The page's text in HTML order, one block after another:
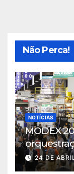
Não Perca!
NOTÍCIAS
MODEX
24 DE